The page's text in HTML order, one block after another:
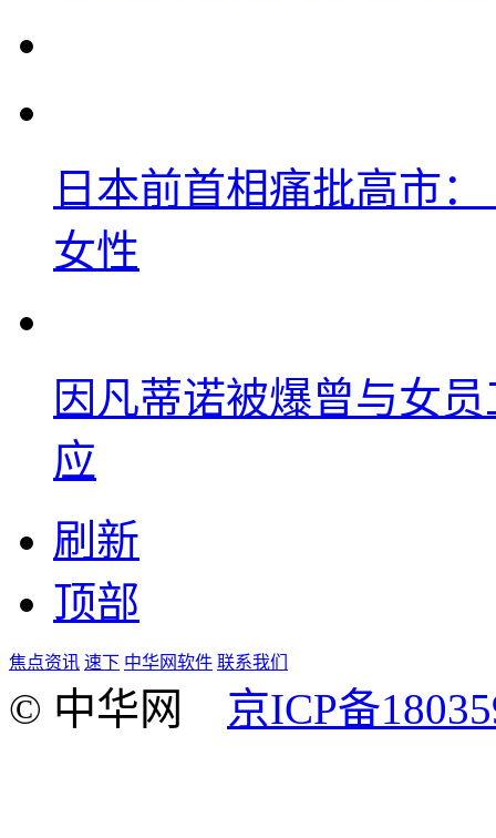
日本前首相痛批高市
女性
因凡蒂诺被爆曾与女
应
刷新
顶部
焦点资讯 速下 中华网软件 联系我们
© 中华网 京ICP备